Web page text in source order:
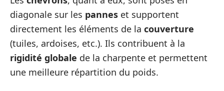
diagonale sur les pannes et supportent
directement les éléments de la couverture
(tuiles, ardoises, etc.). Ils contribuent à la
rigidité globale de la charpente et permettent
une meilleure répartition du poids.